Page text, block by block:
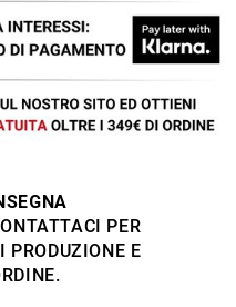
PER
PRODUZIONE E